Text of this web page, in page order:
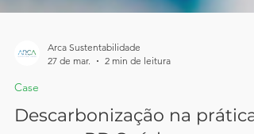
27 de mar.
2 min de leitura